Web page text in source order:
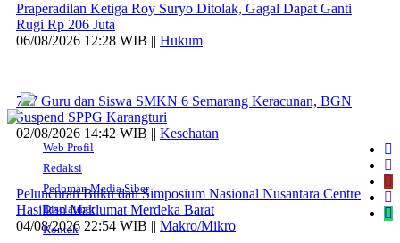
Praperadilan Ketiga Roy Suryo Ditolak, Gagal Dapat Ganti
Rugi Rp 206 Juta
06/08/2026 12:28 WIB || Hukum
707 Guru dan Siswa SMKN 6 Semarang Keracunan, BGN
Suspend SPPG Karangturi
02/08/2026 14:42 WIB || Kesehatan
Peluncuran Buku dan Simposium Nasional Nusantara Centre
Hasilkan Maklumat Merdeka Barat
04/08/2026 22:54 WIB || Makro/Mikro
Web Profil
Redaksi
Pedoman Media Siber
Disclaimer
Kontak